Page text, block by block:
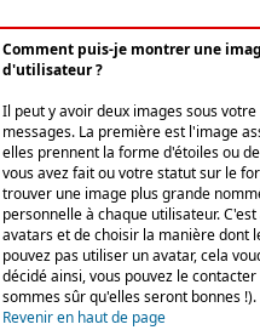
Comment puis-je montrer une
d'utilisateur ?
Il peut y avoir deux images sous
messages. La première est l'image
elles prennent la forme d'étoiles ou
vous avez fait ou votre statut sur le
trouver une image plus grande
personnelle à chaque utilisateur.
avatars et de choisir la manière dont
pouvez pas utiliser un avatar, cela
décidé ainsi, vous pouvez le
sommes sûr qu'elles seront bonnes !).
Revenir en haut de page